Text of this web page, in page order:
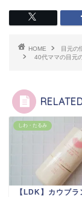
HOME 目元の
40代ママの目元
しわ・たるみ
【LDK】カウブラ